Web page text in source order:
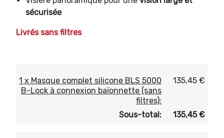
sécurisée
Livrés sans filtres
1 x Masque complet silicone BLS 5000
B-Lock à connexion baïonnette (sans
filtres):
135,45 €
Sous-total: 135,45 €